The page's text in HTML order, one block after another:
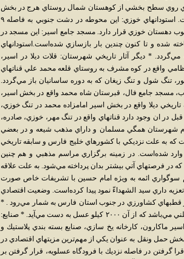
تشكيل شده‌است. تخت پرس: در ارتفاع ۴۰۰ متري روي سطح بخشي از كوهستان شمال روستاي هرج در بخش
اسير ديوار دفاعي به طول يكصد و پنجاه متر باقي مانده‌است. استودانهاي خوزي: اين محوطه در دشت جنوبي به فاصله ۹
خوزي قرار دارد. مسجد جامع اسير: اين مسجد در
شده و تا كنون چندين بار بازسازي شده‌است.استودانهاي
* ديگر آثار تاريخي شهرستان: قلات ديلا در اسير،
نظامي واقع در كوه مشرف به روستاي قلعه محمد علي قناتهاي
تنگ شول و تنگ زيغان كه به دوره ساسانيان باز مي‌گردد.
مسجد جامع فال، قبرستان شاه محمد واقع در بخش اسير،
ديلا واقع در بخش اسير امامزاده محمد در تنگ خوزي،
خوزي كه سنگ قبرهايي مربوط به 700 سال قبل در ان وجود دارد قناتهاي واقع در تنگ مهر، خوزي، صادره،
شهرستان همگي مسلمان و داراي مذهب شيعه و در بعضي
كه به علت نزديكي با كشورهاي خليج فارس و سابقه تاريخي
وارد شده‌است. در زمينه برگزاري مراسم مذهبي و هم چنين
فرصتهاي آتي بيشتر بدان پرداخته مي‌شود. به علت علاقه
سوگواري ائمه به ويژه امام حسين با تشريفات خاص صورت
داري سيد الشهداءّ نمود پيدا كرده‌است. وضعيت اقتصادي
قطبهاي كشاورزي در جنوب استان فارس به شمار مي‌رود . *
زنبور داري: تعداد كندوي عسل موجود در منطقه بيش از ۳۵۰ كلني مي‌باشد كه از آن ۲۰۰۰ كيلو عسل به دست مي‌آيد. * صنايع:
ماكارون، كارخانه يخ سازي، صنايع بسته بندي پلاستيك و
حمل ونقل به عنوان يكي از مهم‌ترين مزيتهاي اقتصادي در
گرفتن در فاصله نزديك با فرودگاه عسلويه، قرار گرفتن بر